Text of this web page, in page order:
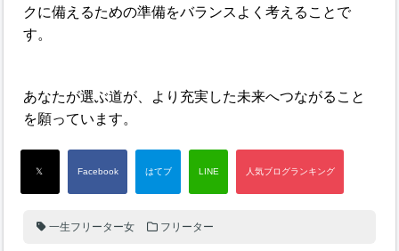
クに備えるための準備をバランスよく考えることで
す。
あなたが選ぶ道が、より充実した未来へつながること
を願っています。
一生フリーター女 フリーター